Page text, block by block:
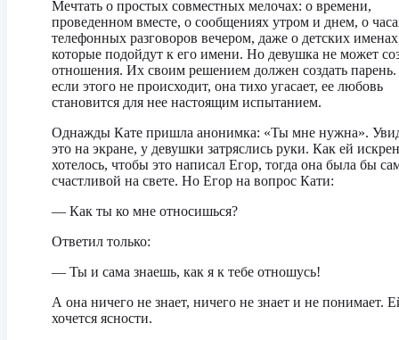
Мечтать о простых совместных мелочах: о времени,
проведенном вместе, о сообщениях утром и днем, о
телефонных разговоров вечером, даже о детских
которые подойдут к его имени. Но девушка не может
отношения. Их своим решением должен создать
если этого не происходит, она тихо угасает, ее любовь
становится для нее настоящим испытанием.
Однажды Кате пришла анонимка: «Ты мне нужна».
это на экране, у девушки затряслись руки. Как ей
хотелось, чтобы это написал Егор, тогда она была бы
счастливой на свете. Но Егор на вопрос Кати:
— Как ты ко мне относишься?
Ответил только:
— Ты и сама знаешь, как я к тебе отношусь!
А она ничего не знает, ничего не знает и не понимает.
хочется ясности.